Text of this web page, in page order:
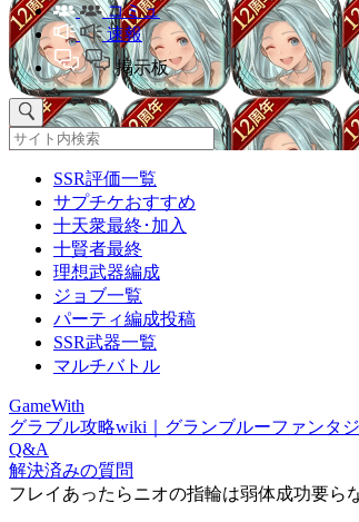
コミュ
速報
掲示板
SSR評価一覧
サプチケおすすめ
十天衆最終･加入
十賢者最終
理想武器編成
ジョブ一覧
パーティ編成投稿
SSR武器一覧
マルチバトル
GameWith
グラブル攻略wiki｜グランブルーファンタ
Q&A
解決済みの質問
フレイあったらニオの指輪は弱体成功要ら